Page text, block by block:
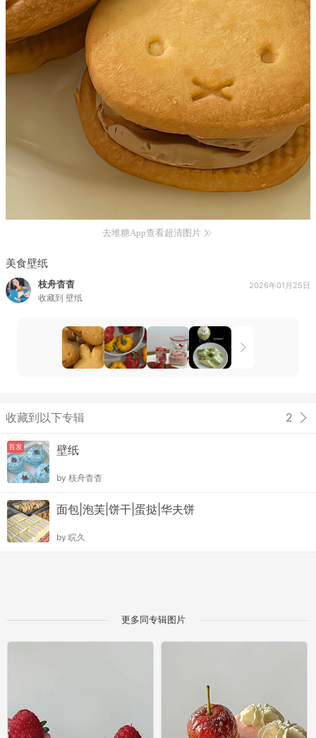
去堆糖App查看超清图片
美食壁纸
枝舟杳杳
收藏到 壁纸
2026年01月25日
收藏到以下专辑 2
首发 壁纸
by 枝舟杳杳
面包|泡芙|饼干|蛋挞|华夫饼
by 睆久
更多同专辑图片